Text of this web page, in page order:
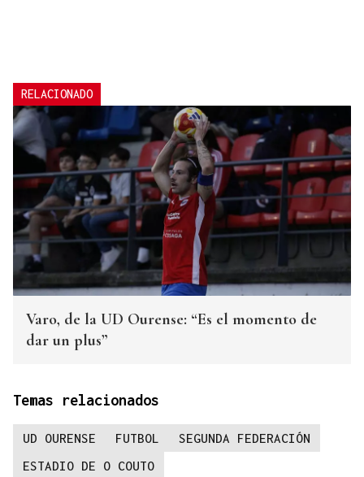
RELACIONADO
Varo, de la UD Ourense: “Es el momento de
dar un plus”
Temas relacionados
UD OURENSE FUTBOL
SEGUNDA FEDERACIÓN
ESTADIO DE O COUTO